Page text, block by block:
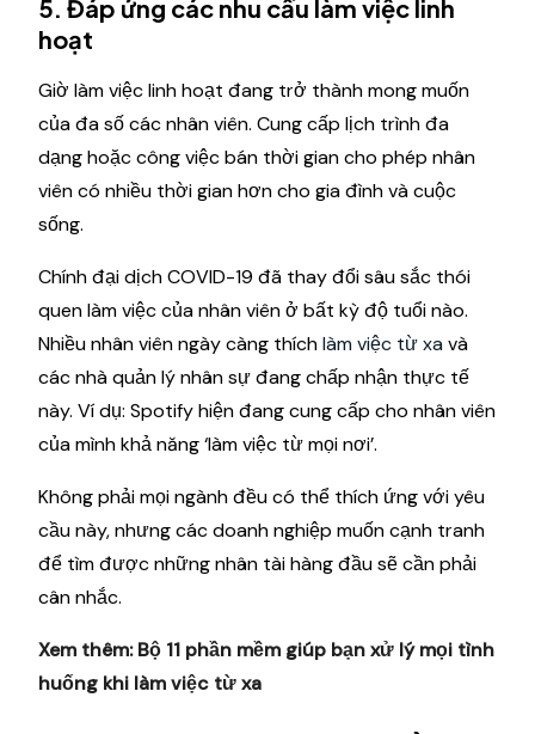
5. Đáp ứng các nhu cầu làm việc linh
hoạt
Giờ làm việc linh hoạt đang trở thành mong muốn
của đa số các nhân viên. Cung cấp lịch trình đa
dạng hoặc công việc bán thời gian cho phép nhân
viên có nhiều thời gian hơn cho gia đình và cuộc
sống.
Chính đại dịch COVID-19 đã thay đổi sâu sắc thói
quen làm việc của nhân viên ở bất kỳ độ tuổi nào.
Nhiều nhân viên ngày càng thíchlàm việc từ xa và
các nhà quản lý nhân sự đang chấp nhận thực tế
này. Ví dụ: Spotify hiện đang cung cấp cho nhân viên
của mình khả năng ‘làm việc từ mọi nơi’.
Không phải mọi ngành đều có thể thích ứng với yêu
cầu này, nhưng các doanh nghiệp muốn cạnh tranh
để tìm được những nhân tài hàng đầu sẽ cần phải
cân nhắc.
Xem thêm: Bộ 11 phần mềm giúp bạn xử lý mọi tình
huống khi làm việc từ xa